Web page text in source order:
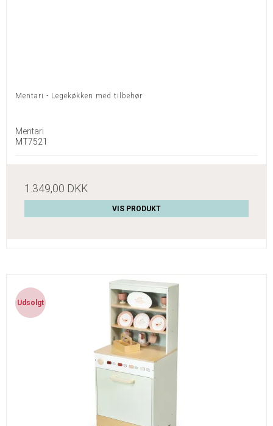
Mentari - Legekøkken med tilbehør
Mentari
MT7521
1.349,00 DKK
VIS PRODUKT
Udsolgt